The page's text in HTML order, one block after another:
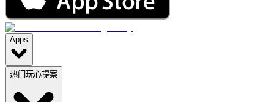
Apps
热门玩心提案